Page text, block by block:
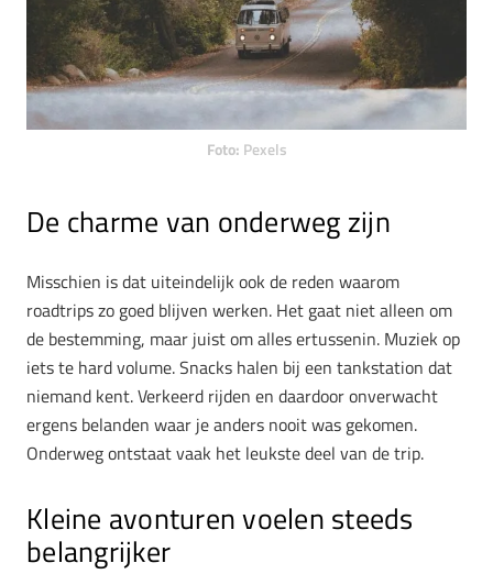
Foto: Pexels
De charme van onderweg zijn
Misschien is dat uiteindelijk ook de reden waarom
roadtrips zo goed blijven werken. Het gaat niet alleen om
de bestemming, maar juist om alles ertussenin. Muziek op
iets te hard volume. Snacks halen bij een tankstation dat
niemand kent. Verkeerd rijden en daardoor onverwacht
ergens belanden waar je anders nooit was gekomen.
Onderweg ontstaat vaak het leukste deel van de trip.
Kleine avonturen voelen steeds
belangrijker